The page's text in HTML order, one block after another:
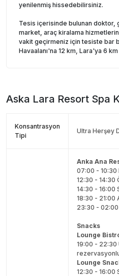
yenilenmiş hissedebilirsiniz.
Tesis içerisinde bulunan doktor,
market, araç kiralama
vakit geçirmeniz için tesiste bar
Havaalanı'na 12 km, Lara'ya 6 km
Aska Lara Resort Spa
Konsantrasyon
Tipi
Ultra Herşey
Anka Ana
07:00 - 10:30
12:30 - 14:30
14:30 - 16:00
18:30 - 21:00
23:30 - 02:00
Snacks
Lounge
19:00 - 22:30
Lounge
12:30 - 16:00